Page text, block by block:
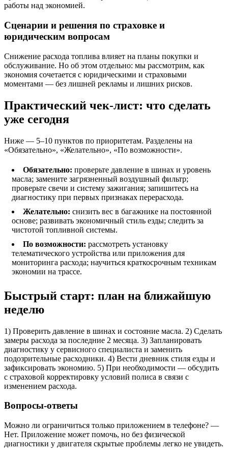
работы над экономией.
Сценарии и решения по страховке и
юридическим вопросам
Снижение расхода топлива влияет на планы покупки и
обслуживание. Но об этом отдельно: мы рассмотрим, как
экономия сочетается с юридическими и страховыми
моментами — без лишней рекламы и лишних рисков.
Практический чек‑лист: что сделать
уже сегодня
Ниже — 5–10 пунктов по приоритетам. Разделены на
«Обязательно», «Желательно», «По возможности».
Обязательно: проверьте давление в шинах и уровень
масла; замените загрязненный воздушный фильтр;
проверьте свечи и систему зажигания; запишитесь на
диагностику при первых признаках перерасхода.
Желательно: снизить вес в багажнике на постоянной
основе; развивать экономичный стиль езды; следить за
чистотой топливной системы.
По возможности: рассмотреть установку
телематического устройства или приложения для
мониторинга расхода; научиться краткосрочным техникам
экономии на трассе.
Быстрый старт: план на ближайшую
неделю
1) Проверить давление в шинах и состояние масла. 2) Сделать
замеры расхода за последние 2 месяца. 3) Запланировать
диагностику у сервисного специалиста и заменить
подозрительные расходники. 4) Вести дневник стиля езды и
зафиксировать экономию. 5) При необходимости — обсудить
с страховой корректировку условий полиса в связи с
изменением расхода.
Вопросы-ответы
Можно ли ограничиться только приложением в телефоне? —
Нет. Приложение может помочь, но без физической
диагностики у двигателя скрытые проблемы легко не увидеть.